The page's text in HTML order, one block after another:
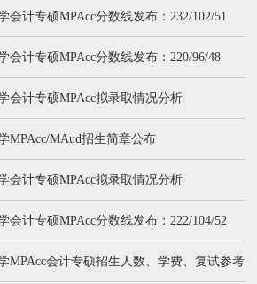
会计专硕MPAcc分数线发布：232/102/51
会计专硕MPAcc分数线发布：220/96/48
会计专硕MPAcc拟录取情况分析
MPAcc/MAud招生简章公布
会计专硕MPAcc拟录取情况分析
会计专硕MPAcc分数线发布：222/104/52
MPAcc会计专硕招生人数、学费、复试参考